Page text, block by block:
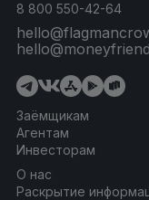
Заёмщикам
Агентам
Инвесторам
О нас
Раскрытие
8 800 550-42-64